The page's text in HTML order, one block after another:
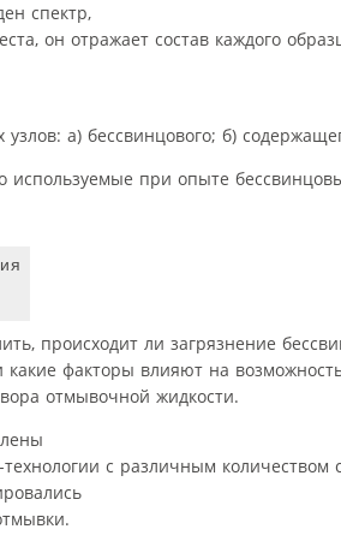
спектр,
он отражает состав каждого
а) бессвинцового; б)
используемые при опыте
происходит ли загрязнение
факторы влияют на
отмывочной жидкости.
с различным количеством